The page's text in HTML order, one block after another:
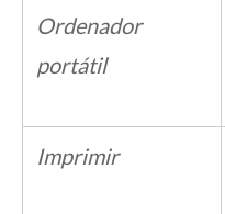
Ordenador
portátil
Imprimir